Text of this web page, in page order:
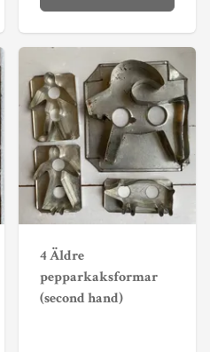
4 Äldre
pepparkaksformar
(second hand)